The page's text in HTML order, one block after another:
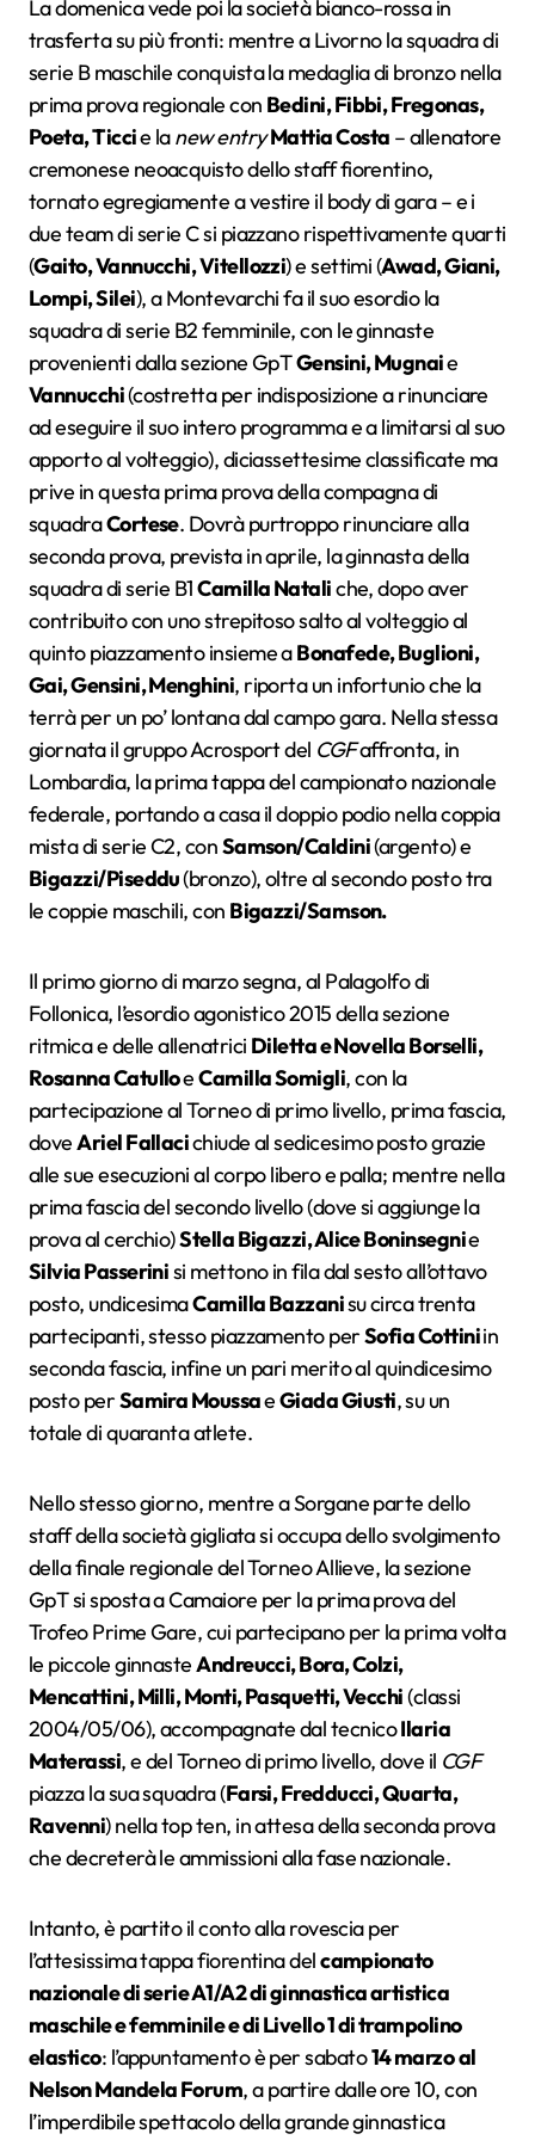
La domenica vede poi la società bianco-rossa in
trasferta su più fronti: mentre a Livorno la squadra di
serie B maschile conquista la medaglia di bronzo nella
prima prova regionale con Bedini, Fibbi, Fregonas,
Poeta, Ticcie lanew entryMattia Costa – allenatore
cremonese neoacquisto dello staff fiorentino,
tornato egregiamente a vestire il body di gara – e i
due team di serie C si piazzano rispettivamente quarti
(Gaito, Vannucchi, Vitellozzi) e settimi (Awad, Giani,
Lompi, Silei), a Montevarchi fa il suo esordio la
squadra di serie B2 femminile, con le ginnaste
provenienti dalla sezione GpTGensini, Mugnaie
Vannucchi(costretta per indisposizione a rinunciare
ad eseguire il suo intero programma e a limitarsi al suo
apporto al volteggio), diciassettesime classificate ma
prive in questa prima prova della compagna di
squadraCortese. Dovrà purtroppo rinunciare alla
seconda prova, prevista in aprile, la ginnasta della
squadra di serie B1Camilla Nataliche, dopo aver
contribuito con uno strepitoso salto al volteggio al
quinto piazzamento insieme aBonafede, Buglioni,
Gai, Gensini, Menghini, riporta un infortunio che la
terrà per un po’ lontana dal campo gara. Nella stessa
giornata il gruppo Acrosport del CGFaffronta, in
Lombardia, la prima tappa del campionato nazionale
federale, portando a casa il doppio podio nella coppia
mista di serie C2, conSamson/Caldini(argento) e
Bigazzi/Piseddu(bronzo), oltre al secondo posto tra
le coppie maschili, con Bigazzi/Samson.
Il primo giorno di marzo segna, al Palagolfo di
Follonica, l’esordio agonistico 2015 della sezione
ritmica e delle allenatrici Diletta e Novella Borselli,
Rosanna CatulloeCamilla Somigli, con la
partecipazione al Torneo di primo livello, prima fascia,
doveAriel Fallacichiude al sedicesimo posto grazie
alle sue esecuzioni al corpo libero e palla; mentre nella
prima fascia del secondo livello (dove si aggiunge la
prova al cerchio)Stella Bigazzi, Alice Boninsegnie
Silvia Passerinisi mettono in fila dal sesto all’ottavo
posto, undicesimaCamilla Bazzanisu circa trenta
partecipanti, stesso piazzamento perSofia Cottiniin
seconda fascia, infine un pari merito al quindicesimo
posto perSamira MoussaeGiada Giusti, su un
totale di quaranta atlete.
Nello stesso giorno, mentre a Sorgane parte dello
staff della società gigliata si occupa dello svolgimento
della finale regionale del Torneo Allieve, la sezione
GpT si sposta a Camaiore per la prima prova del
Trofeo Prime Gare, cui partecipano per la prima volta
le piccole ginnasteAndreucci, Bora, Colzi,
Mencattini, Milli, Monti, Pasquetti, Vecchi(classi
2004/05/06), accompagnate dal tecnicoIlaria
Materassi, e del Torneo di primo livello, dove il CGF
piazza la sua squadra (Farsi, Fredducci, Quarta,
Ravenni) nella top ten, in attesa della seconda prova
che decreterà le ammissioni alla fase nazionale.
Intanto, è partito il conto alla rovescia per
l’attesissima tappa fiorentina delcampionato
nazionale di serie A1/A2 di ginnastica artistica
maschile e femminile e di Livello 1 di trampolino
elastico: l’appuntamento è per sabato14 marzoal
Nelson Mandela Forum, a partire dalle ore 10, con
l’imperdibile spettacolo della grande ginnastica